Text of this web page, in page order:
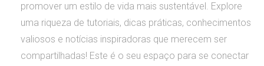
promover um estilo de vida mais sustentável. Explore
uma riqueza de tutoriais, dicas práticas, conhecimentos
valiosos e notícias inspiradoras que merecem ser
compartilhadas! Este é o seu espaço para se conectar